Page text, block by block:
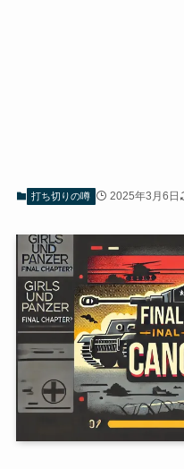
打ち切りの噂 2025年3月6日